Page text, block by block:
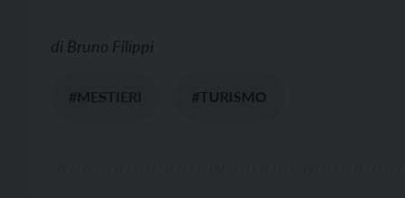
di Bruno Filippi
#MESTIERI #TURISMO